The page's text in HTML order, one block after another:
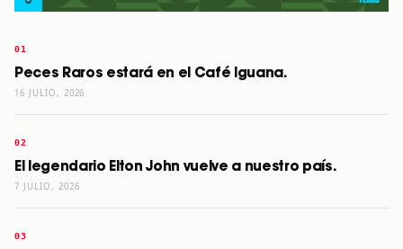
Peces Raros estará en el Café Iguana.
16 JULIO, 2026
El legendario Elton John vuelve a nuestro país.
7 JULIO, 2026